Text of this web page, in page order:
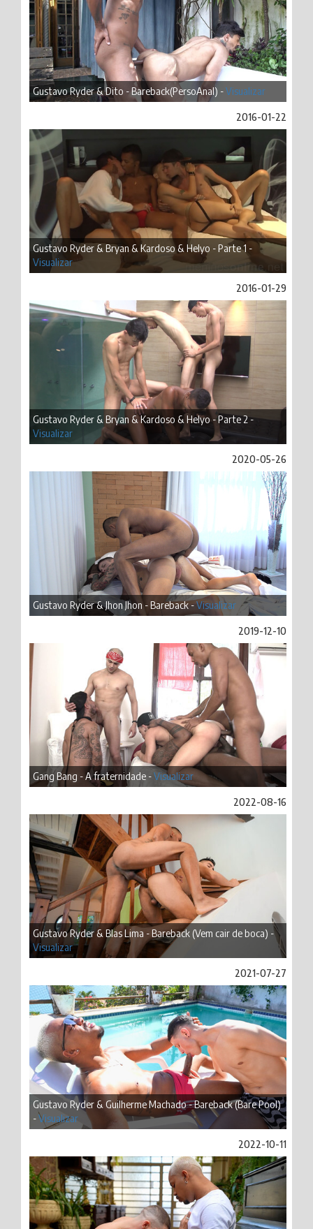
Gustavo Ryder & Dito - Bareback(PersoAnal) -Visualizar
2016-01-22
Gustavo Ryder & Bryan & Kardoso & Helyo - Parte 1 -
Visualizar
2016-01-29
Gustavo Ryder & Bryan & Kardoso & Helyo - Parte 2 -
Visualizar
2020-05-26
Gustavo Ryder & Jhon Jhon - Bareback -Visualizar
2019-12-10
Gang Bang - A fraternidade -Visualizar
2022-08-16
Gustavo Ryder & Blas Lima - Bareback (Vem cair de boca) -
Visualizar
2021-07-27
Gustavo Ryder & Guilherme Machado - Bareback (Bare Pool)
-Visualizar
2022-10-11